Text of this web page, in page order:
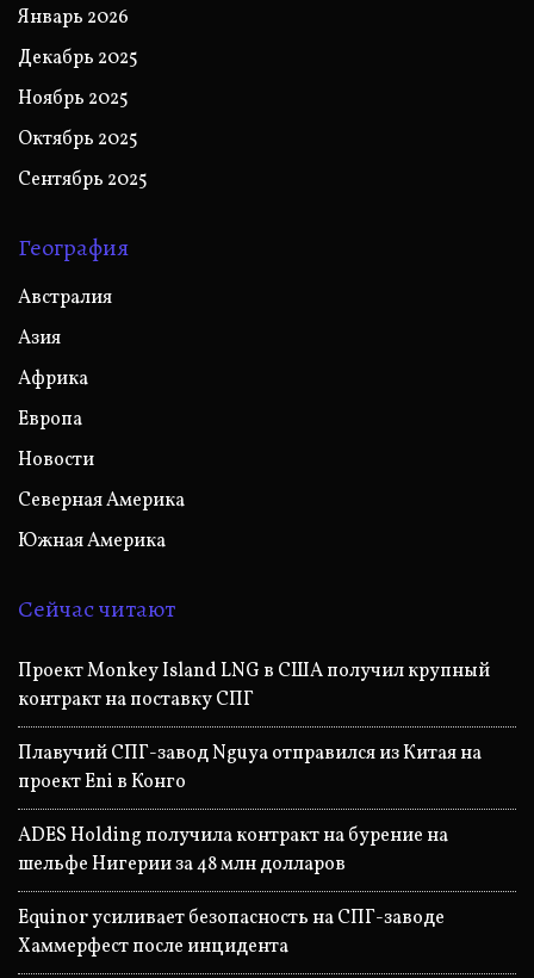
Январь 2026
Декабрь 2025
Ноябрь 2025
Октябрь 2025
Сентябрь 2025
География
Австралия
Азия
Африка
Европа
Новости
Северная Америка
Южная Америка
Сейчас читают
Проект Monkey Island LNG в США получил крупный
контракт на поставку СПГ
Плавучий СПГ-завод Nguya отправился из Китая на
проект Eni в Конго
ADES Holding получила контракт на бурение на
шельфе Нигерии за 48 млн долларов
Equinor усиливает безопасность на СПГ-заводе
Хаммерфест после инцидента